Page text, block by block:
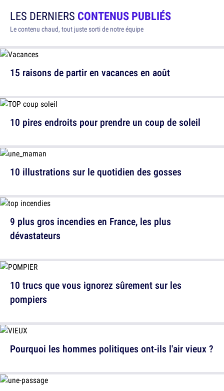
LES DERNIERS CONTENUS PUBLIÉS
Le contenu chaud, tout juste sorti de notre équipe
15 raisons de partir en vacances en août
10 illustrations sur le quotidien des gosses
10 trucs que vous ignorez sûrement sur les
pompiers
10 pires endroits pour prendre un coup de soleil
9 plus gros incendies en France, les plus
dévastateurs
Pourquoi les hommes politiques ont-ils l'air vieux ?